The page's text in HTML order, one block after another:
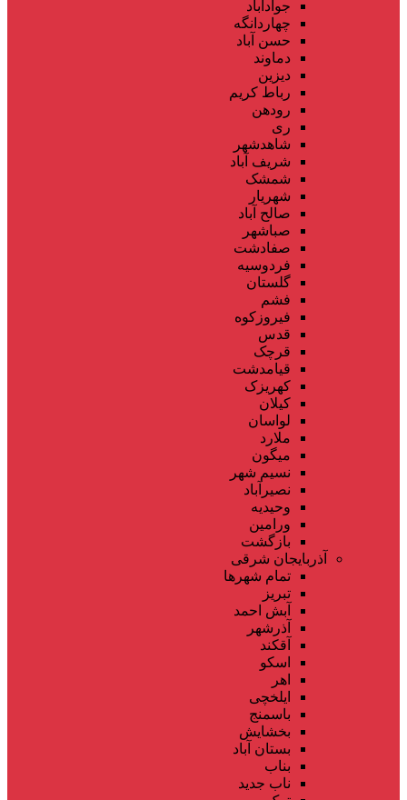
جوادآباد
چهاردانگه
حسن آباد
دماوند
دیزین
رباط کریم
رودهن
ری
شاهدشهر
شریف آباد
شمشک
شهریار
صالح آباد
صباشهر
صفادشت
فردوسیه
گلستان
فشم
فیروزکوه
قدس
قرچک
قیامدشت
کهریزک
کیلان
لواسان
ملارد
میگون
نسیم شهر
نصیرآباد
وحیدیه
ورامین
بازگشت
آذربایجان شرقی
تمام شهر‌ها
تبریز
آبش احمد
آذرشهر
آقکند
اسکو
اهر
ایلخچی
باسمنج
بخشایش
بستان آباد
بناب
ناب جدید